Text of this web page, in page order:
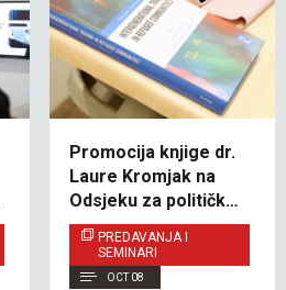
Promocija knjige dr.
Laure Kromjak na
Odsjeku za političke
nauke i međunarodne
odnose IUS-a
PREDAVANJA I
SEMINARI
OCT 08